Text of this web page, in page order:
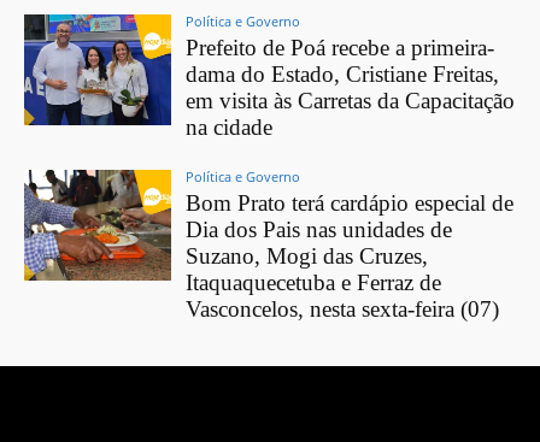
Política e Governo
Prefeito de Poá recebe a primeira-
dama do Estado, Cristiane Freitas,
em visita às Carretas da Capacitação
na cidade
Política e Governo
Bom Prato terá cardápio especial de
Dia dos Pais nas unidades de
Suzano, Mogi das Cruzes,
Itaquaquecetuba e Ferraz de
Vasconcelos, nesta sexta-feira (07)